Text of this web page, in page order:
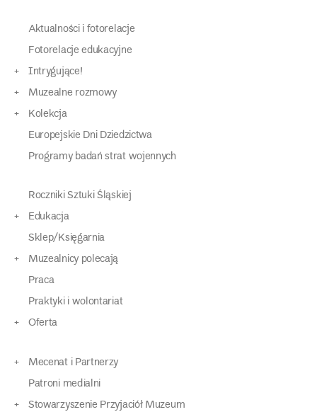
Aktualności i fotorelacje
Fotorelacje edukacyjne
Intrygujące!
Muzealne rozmowy
Kolekcja
Europejskie Dni Dziedzictwa
Programy badań strat wojennych
Roczniki Sztuki Śląskiej
Edukacja
Sklep/Księgarnia
Muzealnicy polecają
Praca
Praktyki i wolontariat
Oferta
Mecenat i Partnerzy
Patroni medialni
Stowarzyszenie Przyjaciół Muzeum